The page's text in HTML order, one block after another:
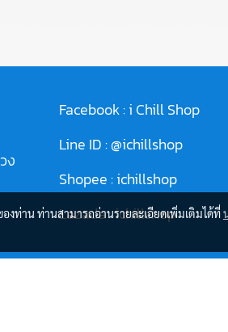
ง
Facebook :i Chill Shop
Line ID :@ichillshop
Shopee :ichillshop
Lazada :ichillshop
งท่าน ท่านสามารถอ่านรายละเอียดเพิ่มเติมได้ที่